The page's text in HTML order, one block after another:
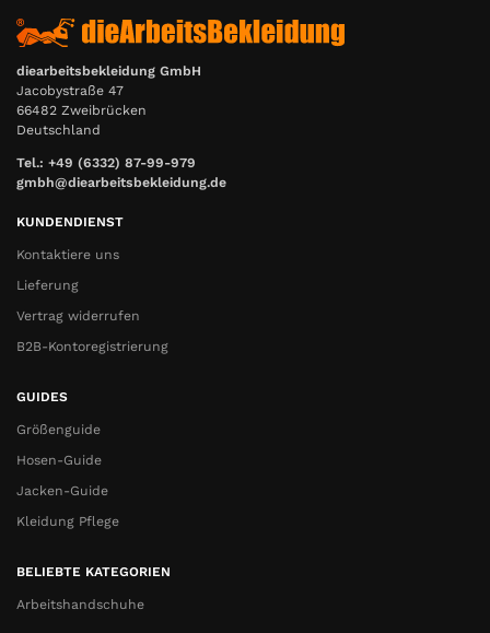
diearbeitsbekleidung GmbH
Jacobystraße 47
66482 Zweibrücken
Deutschland
Tel.: +49 (6332) 87-99-979
gmbh@diearbeitsbekleidung.de
KUNDENDIENST
Kontaktiere uns
Lieferung
Vertrag widerrufen
B2B-Kontoregistrierung
GUIDES
Größenguide
Hosen-Guide
Jacken-Guide
Kleidung Pflege
BELIEBTE KATEGORIEN
Arbeitshandschuhe